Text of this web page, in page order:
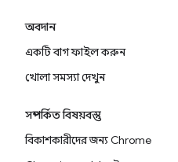
অবদান
একটি বাগ ফাইল করুন
খোলা সমস্যা দেখুন
সম্পর্কিত বিষয়বস্তু
বিকাশকারীদের জন্য Chrome